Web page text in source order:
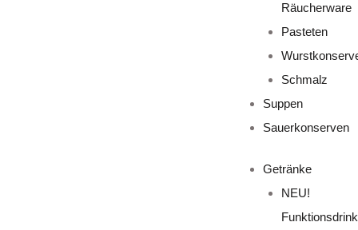
Räucherware
Pasteten
Schmalz
Suppen
Sauerkonserven
Getränke
NEU!